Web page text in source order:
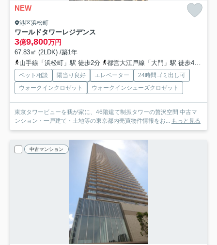
NEW
港区浜松町
ワールドタワーレジデンス
3億9,800万円
67.83㎡ (2LDK) /築1年
山手線「浜松町」駅 徒歩2分
都営大江戸線「大門」駅 徒歩4分
ペット相談 陽当り良好 エレベーター
24時間ゴミ出し可
ウォークインクロゼット
ウォークインシューズクロゼット
東京タワービューを我が家に、46階建て制振タワーの贅沢空間 中古マ
ンション・一戸建て・土地等の東京都内売買物件情報をお...
もっと見る
中古マンション